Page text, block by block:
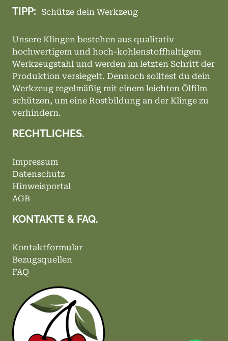
TIPP: Schütze dein Werkzeug
Unsere Klingen bestehen aus qualitativ
hochwertigem und hoch-kohlenstoffhaltigem
Werkzeugstahl und werden im letzten Schritt der
Produktion versiegelt. Dennoch solltest du dein
Werkzeug regelmäßig mit einem leichten Ölfilm
schützen, um eine Rostbildung an der Klinge zu
verhindern.
RECHTLICHES.
Impressum
Datenschutz
Hinweisportal
AGB
KONTAKTE & FAQ.
Kontaktformular
Bezugsquellen
FAQ